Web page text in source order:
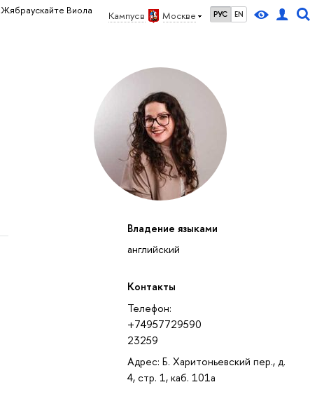
Кампус в Москве РУС EN
Жябраускайте Виола
Владение языками
английский
Контакты
Телефон:
+74957729590
23259
Адрес: Б. Харитоньевский пер., д.
4, стр. 1, каб. 101а